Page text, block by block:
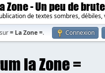
Zone - Un peu de
de textes sombres, débiles,
= La Zone =. Connexion